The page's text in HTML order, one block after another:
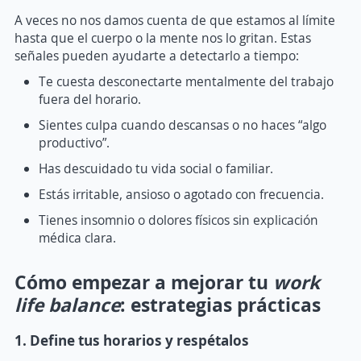
A veces no nos damos cuenta de que estamos al límite
hasta que el cuerpo o la mente nos lo gritan. Estas
señales pueden ayudarte a detectarlo a tiempo:
Te cuesta desconectarte mentalmente del trabajo
fuera del horario.
Sientes culpa cuando descansas o no haces “algo
productivo”.
Has descuidado tu vida social o familiar.
Estás irritable, ansioso o agotado con frecuencia.
Tienes insomnio o dolores físicos sin explicación
médica clara.
Cómo empezar a mejorar tu work
life balance: estrategias prácticas
1. Define tus horarios y respétalos